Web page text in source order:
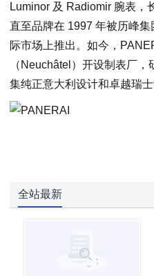
Luminor 及 Radiomir 腕表，
直至品牌在 1997 年被历峰
际市场上推出。如今，
（Neuchâtel）开设制表厂，
集纯正意大利设计和卓越瑞士
全站最新